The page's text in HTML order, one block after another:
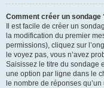
Comment créer un sondage
Il est facile de créer un
la modification du premier
permissions), cliquez sur
le voyez pas, vous n’avez
Saisissez le titre du sondage
une option par ligne dans le
le nombre de réponses